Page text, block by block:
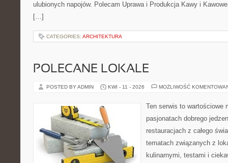
ulubionych napojów. Polecam Uprawa i Produkcja Kawy i
[…]
CATEGORIES: ARCHITEKTURA
POLECANE LOKALE
POSTED BY ADMIN KWI - 11 - 2026 MOŻLIWOŚĆ
Ten serwis to wartościowe
pasjonatach dobrego
restauracjach z całego
tematach związanych z
kulinarnymi, testami i